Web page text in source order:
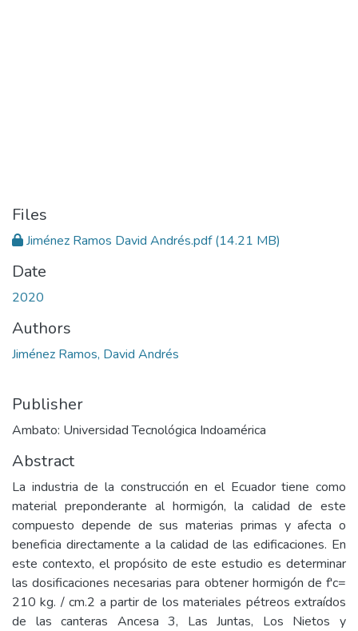
Files
Jiménez Ramos David Andrés.pdf(14.21 MB)
Date
2020
Authors
Jiménez Ramos, David Andrés
Publisher
Ambato: Universidad Tecnológica Indoamérica
Abstract
La industria de la construcción en el Ecuador tiene como
material preponderante al hormigón, la calidad de este
compuesto depende de sus materias primas y afecta o
beneficia directamente a la calidad de las edificaciones. En
este contexto, el propósito de este estudio es determinar
las dosificaciones necesarias para obtener hormigón de f'c=
210 kg. / cm.2 a partir de los materiales pétreos extraídos
de las canteras Ancesa 3, Las Juntas, Los Nietos y